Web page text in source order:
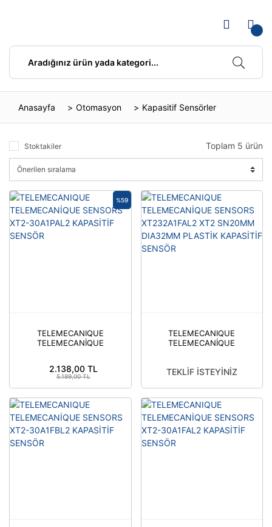
Anasayfa Otomasyon Kapasitif Sensörler
Stoktakiler Toplam 5 ürün
TELEMECANIQUE
TELEMECANİQUE
SENSÖR
%59
2.138,00 TL
5.189,00 TL
TELEMECANIQUE
TELEMECANİQUE
SN20MM DIA32MM
SENSÖR
TEKLİF İSTEYİNİZ